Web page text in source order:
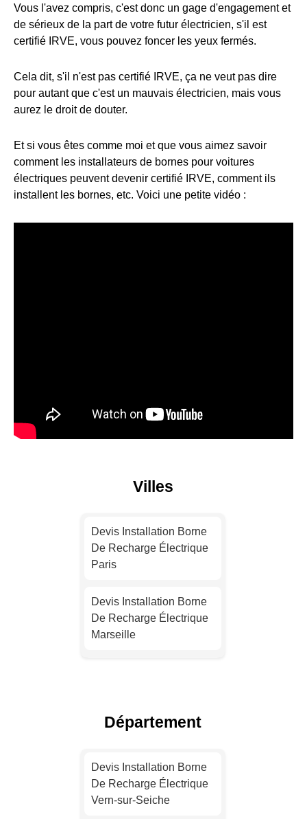
Vous l'avez compris, c'est donc un gage d'engagement et
de sérieux de la part de votre futur électricien, s'il est
certifié IRVE, vous pouvez foncer les yeux fermés.
Cela dit, s'il n'est pas certifié IRVE, ça ne veut pas dire
pour autant que c'est un mauvais électricien, mais vous
aurez le droit de douter.
Et si vous êtes comme moi et que vous aimez savoir
comment les installateurs de bornes pour voitures
électriques peuvent devenir certifié IRVE, comment ils
installent les bornes, etc. Voici une petite vidéo :
Villes
Devis Installation Borne
De Recharge Électrique
Paris
Devis Installation Borne
De Recharge Électrique
Marseille
Toulouse
Département
Devis Installation Borne
De Recharge Électrique
Vern-sur-Seiche